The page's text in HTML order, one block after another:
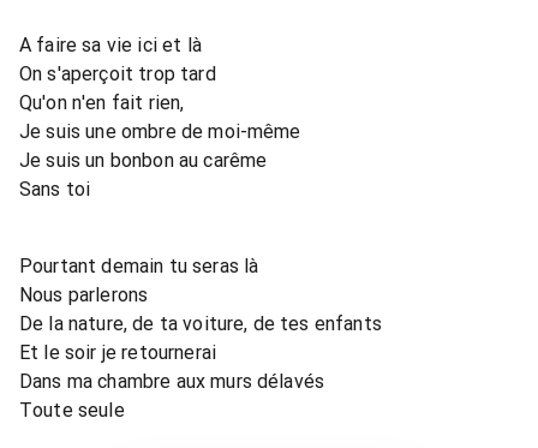
A faire sa vie ici et là
On s'aperçoit trop tard
Qu'on n'en fait rien,
Je suis une ombre de moi-même
Je suis un bonbon au carême
Sans toi
Pourtant demain tu seras là
Nous parlerons
De la nature, de ta voiture, de tes enfants
Et le soir je retournerai
Dans ma chambre aux murs délavés
Toute seule